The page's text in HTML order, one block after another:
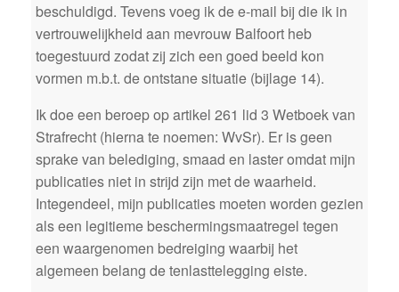
beschuldigd. Tevens voeg ik de e-mail bij die ik in
vertrouwelijkheid aan mevrouw Balfoort heb
toegestuurd zodat zij zich een goed beeld kon
vormen m.b.t. de ontstane situatie (bijlage 14).
Ik doe een beroep op artikel 261 lid 3 Wetboek van
Strafrecht (hierna te noemen: WvSr). Er is geen
sprake van belediging, smaad en laster omdat mijn
publicaties niet in strijd zijn met de waarheid.
Integendeel, mijn publicaties moeten worden gezien
als een legitieme beschermingsmaatregel tegen
een waargenomen bedreiging waarbij het
algemeen belang de tenlasttelegging eiste.